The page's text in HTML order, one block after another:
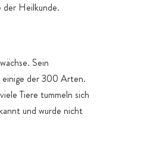
der Heilkunde.
Sein
einige der 300 Arten.
Tiere tummeln sich
und wurde nicht